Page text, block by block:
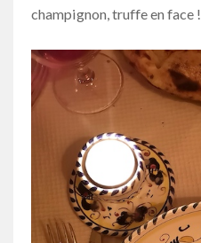
champignon, truffe en face !